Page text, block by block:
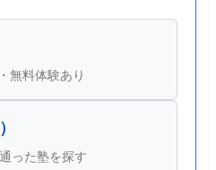
無料体験あり
った塾を探す